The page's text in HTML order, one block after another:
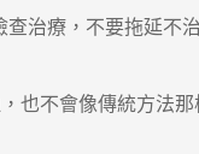
治療，不要拖延不
不會像傳統方法那